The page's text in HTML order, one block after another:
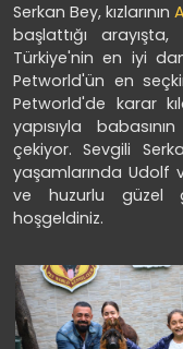
Serkan Bey, kızlarının
başlattığı
Türkiye'nin en iyi
Petworld'ün en
Petworld'de karar
yapısıyla
çekiyor. Sevgili
yaşamlarında Udolf
ve huzurlu güzel
hoşgeldiniz.